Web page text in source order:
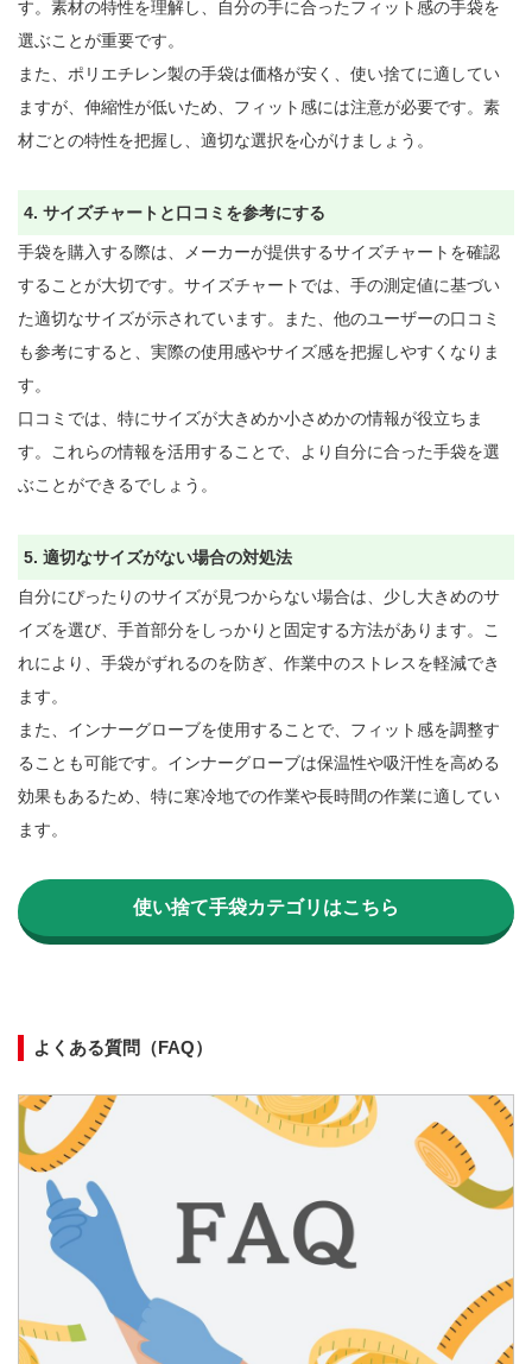
す。素材の特性を理解し、自分の手に合ったフィット感の手袋を
選ぶことが重要です。
また、ポリエチレン製の手袋は価格が安く、使い捨てに適してい
ますが、伸縮性が低いため、フィット感には注意が必要です。素
材ごとの特性を把握し、適切な選択を心がけましょう。
4. サイズチャートと口コミを参考にする
手袋を購入する際は、メーカーが提供するサイズチャートを確認
することが大切です。サイズチャートでは、手の測定値に基づい
た適切なサイズが示されています。また、他のユーザーの口コミ
も参考にすると、実際の使用感やサイズ感を把握しやすくなりま
す。
口コミでは、特にサイズが大きめか小さめかの情報が役立ちま
す。これらの情報を活用することで、より自分に合った手袋を選
ぶことができるでしょう。
5. 適切なサイズがない場合の対処法
自分にぴったりのサイズが見つからない場合は、少し大きめのサ
イズを選び、手首部分をしっかりと固定する方法があります。こ
れにより、手袋がずれるのを防ぎ、作業中のストレスを軽減でき
ます。
また、インナーグローブを使用することで、フィット感を調整す
ることも可能です。インナーグローブは保温性や吸汗性を高める
効果もあるため、特に寒冷地での作業や長時間の作業に適してい
ます。
使い捨て手袋カテゴリはこちら
よくある質問（FAQ）